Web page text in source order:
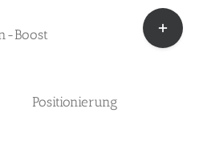
Boost
Positionierung
Toggle
Sliding
Bar